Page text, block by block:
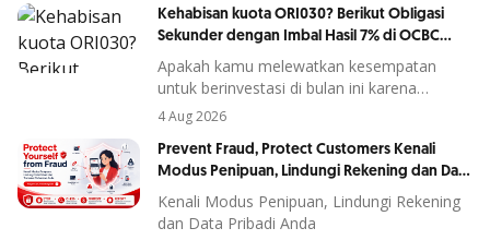
Kehabisan kuota ORI030? Berikut Obligasi
Sekunder dengan Imbal Hasil 7% di OCBC
mobile
Apakah kamu melewatkan kesempatan
untuk berinvestasi di bulan ini karena
penawaran ORI30 sudah berakhir?
4 Aug 2026
Prevent Fraud, Protect Customers Kenali
Modus Penipuan, Lindungi Rekening dan Data
Pribadi Anda
Kenali Modus Penipuan, Lindungi Rekening
dan Data Pribadi Anda